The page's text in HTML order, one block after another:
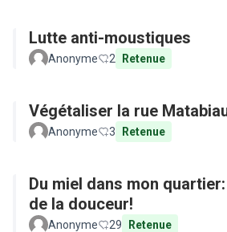
Lutte anti-moustiques
Anonyme 2 Retenue
Végétaliser la rue
Anonyme 3 Retenue
Du miel dans mon
de la douceur!
Anonyme 29 Retenue